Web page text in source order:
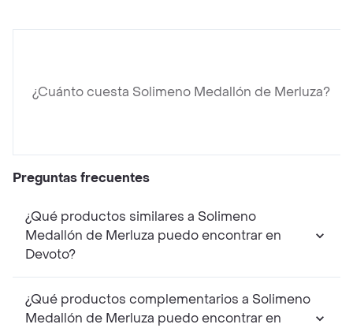
¿Cuánto cuesta Solimeno Medallón de Merluza?
Preguntas frecuentes
¿Qué productos similares a Solimeno
Medallón de Merluza puedo encontrar en
Devoto?
¿Qué productos complementarios a Solimeno
Medallón de Merluza puedo encontrar en